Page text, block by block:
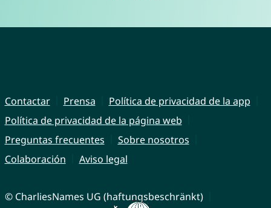
Contactar Prensa
Política de privacidad de la app
Política de privacidad de la página web
Preguntas frecuentes
Sobre nosotros
Colaboración
Aviso legal
© CharliesNames UG (haftungsbeschränkt)